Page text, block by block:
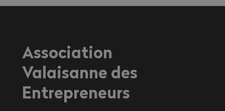
fortement exposés à la chaleur.
Association
Valaisanne des
Entrepreneurs